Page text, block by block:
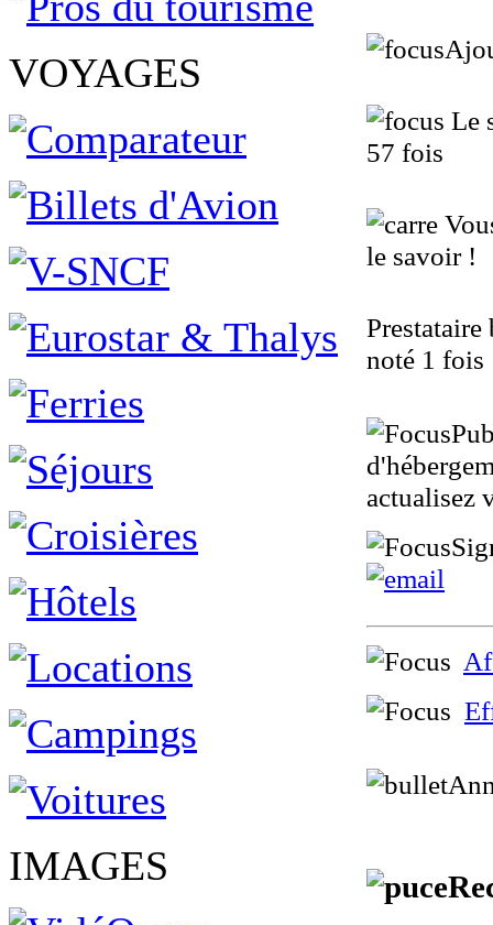
VOYAGES
IMAGES
Le
57 fois
le savoir !
Prestataire
noté 1 fois
actualisez